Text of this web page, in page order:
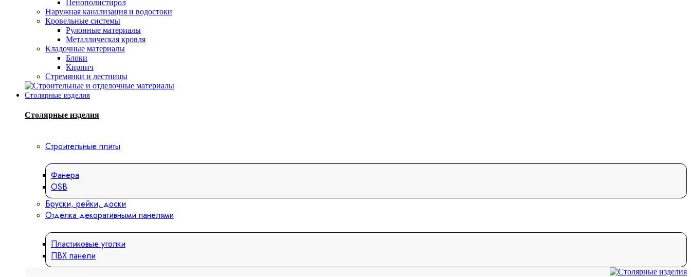
Пенополистирол
Наружная канализация и водостоки
Кровельные системы
Рулонные материалы
Металлическая кровля
Кладочные материалы
Блоки
Кирпич
Стремянки и лестницы
Столярные изделия
Столярные изделия
Строительные плиты
Фанера
OSB
Бруски, рейки, доски
Отделка декоративными панелями
Пластиковые уголки
ПВХ панели